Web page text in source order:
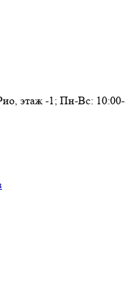
этаж -1; Пн-Вс: 10:00-